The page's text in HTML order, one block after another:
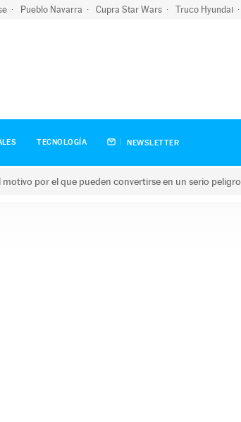
Pueblo Navarra Cupra Star Wars Truco Hyundai
TECNOLOGÍA NEWSLETTER
motivo por el que pueden convertirse en un serio peligro